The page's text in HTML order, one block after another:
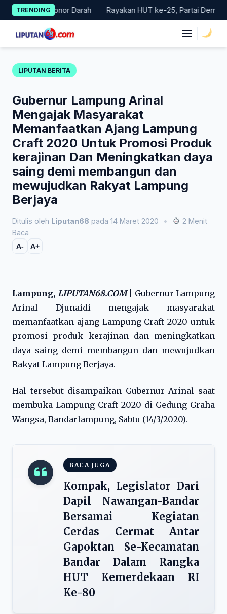
Skip
to
content
TRENDING
Donor Darah Rayakan HUT ke-25, Partai Demokrat Bali
LIPUTAN BERITA
Gubernur Lampung Arinal
Mengajak Masyarakat
Memanfaatkan Ajang Lampung
Craft 2020 Untuk Promosi Produk
kerajinan Dan Meningkatkan daya
saing demi membangun dan
mewujudkan Rakyat Lampung
Berjaya
Ditulis oleh Liputan68 pada 14 Maret 2020 •
2 Menit
Baca
A- A+
Lampung, LIPUTAN68.COM|
Gubernur Lampung
Arinal Djunaidi mengajak masyarakat
memanfaatkan ajang Lampung Craft 2020 untuk
promosi produk kerajinan dan meningkatkan
daya saing demi membangun dan mewujudkan
Rakyat Lampung Berjaya.
Hal tersebut disampaikan Gubernur Arinal saat
membuka Lampung Craft 2020 di Gedung Graha
Wangsa, Bandarlampung, Sabtu (14/3/2020).
BACA JUGA
Kompak, Legislator Dari
Dapil Nawangan-Bandar
Bersamai Kegiatan
Cerdas Cermat Antar
Gapoktan Se-Kecamatan
Bandar Dalam Rangka
HUT Kemerdekaan RI
Ke-80